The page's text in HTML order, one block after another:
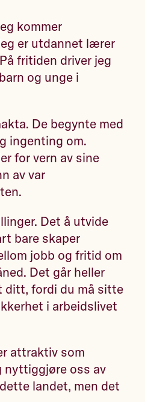
kommer
er utdannet lærer
fritiden driver jeg
og unge i
De begynte med
ingenting om.
for vern av sine
av var
Det å utvide
bare skaper
jobb og fritid om
Det går heller
ditt, fordi du må sitte
i arbeidslivet
attraktiv som
nyttiggjøre oss av
landet, men det